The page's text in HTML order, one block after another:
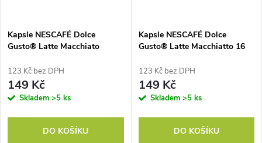
Kapsle NESCAFÉ Dolce
Gusto® Latte Macchiato
123 Kč bez DPH
149 Kč
Skladem >5 ks
DO KOŠÍKU
Kapsle NESCAFÉ Dolce
Gusto® Latte Macchiatto 16
123 Kč bez DPH
149 Kč
Skladem >5 ks
DO KOŠÍKU